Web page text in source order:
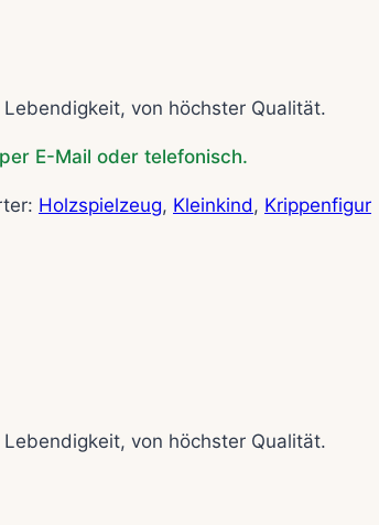
von höchster Qualität.
E-Mail oder telefonisch.
Holzspielzeug, Kleinkind, Krippenfigur
von höchster Qualität.